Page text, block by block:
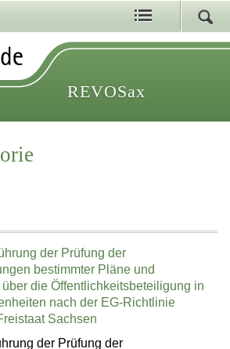
REVOSax
der Prüfung der
bestimmter Pläne und
die Öffentlichkeitsbeteiligung in
nach der EG-Richtlinie
Sachsen
der Prüfung der